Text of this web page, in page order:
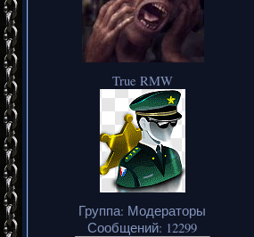
True RMW
Группа: Модераторы
Сообщений: 12299